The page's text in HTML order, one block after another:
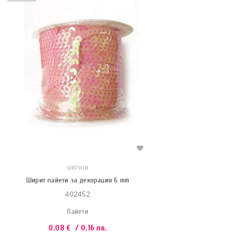
ШИРИТИ
Ширит пайети за декорация 6 mm
402452
Пайети
0.08€ / 0.16 лв.